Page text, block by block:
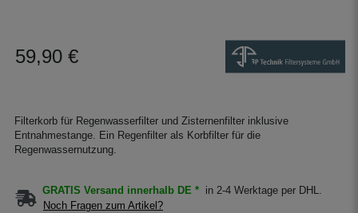
59,90 €
Filterkorb für Regenwasserfilter und Zisternenfilter inklusive
Entnahmestange. Ein Regenfilter als Korbfilter für die
Regenwassernutzung.
GRATIS Versand innerhalb DE *
in 2-4 Werktage per DHL.
Noch Fragen zum Artikel?